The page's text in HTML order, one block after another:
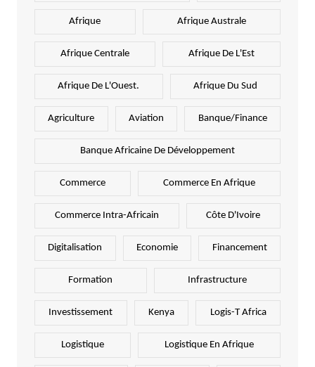
Afrique Afrique Australe
Afrique Centrale Afrique De L'Est
Afrique De L'Ouest. Afrique Du Sud
Agriculture Aviation Banque/Finance
Banque Africaine De Développement
Commerce Commerce En Afrique
Commerce Intra-Africain Côte D'Ivoire
Digitalisation Economie Financement
Formation Infrastructure
Investissement Kenya Logis-T Africa
Logistique Logistique En Afrique